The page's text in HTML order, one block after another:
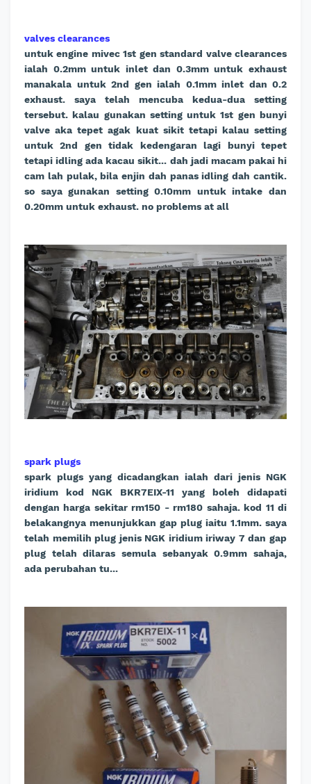
valves clearances
untuk engine mivec 1st gen standard valve clearances
ialah 0.2mm untuk inlet dan 0.3mm untuk exhaust
manakala untuk 2nd gen ialah 0.1mm inlet dan 0.2
exhaust. saya telah mencuba kedua-dua setting
tersebut. kalau gunakan setting untuk 1st gen bunyi
valve aka tepet agak kuat sikit tetapi kalau setting
untuk 2nd gen tidak kedengaran lagi bunyi tepet
tetapi idling ada kacau sikit... dah jadi macam pakai hi
cam lah pulak, bila enjin dah panas idling dah cantik.
so saya gunakan setting 0.10mm untuk intake dan
0.20mm untuk exhaust. no problems at all
spark plugs
spark plugs yang dicadangkan ialah dari jenis NGK
iridium kod NGK BKR7EIX-11 yang boleh didapati
dengan harga sekitar rm150 - rm180 sahaja. kod 11 di
belakangnya menunjukkan gap plug iaitu 1.1mm. saya
telah memilih plug jenis NGK iridium iriway 7 dan gap
plug telah dilaras semula sebanyak 0.9mm sahaja,
ada perubahan tu...